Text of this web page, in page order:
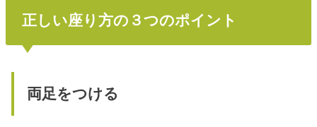
正しい座り方の３つのポイント
両足をつける